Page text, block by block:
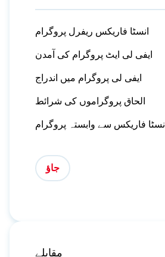
انسٹا فاریکس ریفرل پروگرام
ایفی لی ایٹ پروگرام کی آمدن
ایفی لی پروگرام میں اندراج
الحاق پروگراموں کی شرائط
انسٹا فاریکس سے وابستہ پروگرام
جاؤ
مقابلے